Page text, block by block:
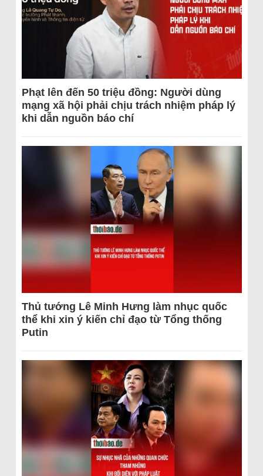
Phạt lên đến 50 triệu đồng: Người dùng
mạng xã hội phải chịu trách nhiệm pháp lý
khi dẫn nguồn báo chí
Thủ tướng Lê Minh Hưng làm nhục quốc
thể khi xin ý kiến chỉ đạo từ Tổng thống
Putin